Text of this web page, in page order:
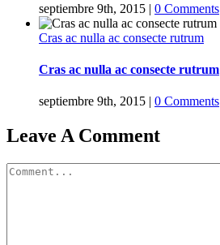
septiembre 9th, 2015 | 0 Comments
Cras ac nulla ac consecte rutrum
Cras ac nulla ac consecte rutrum
septiembre 9th, 2015 | 0 Comments
Leave A Comment
Comment